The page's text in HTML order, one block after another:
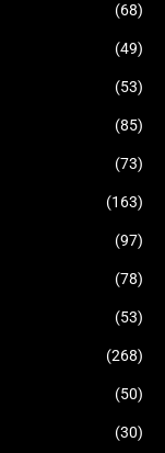
(68)
(49)
(53)
(85)
(73)
(163)
(97)
(78)
(53)
(268)
(50)
(30)